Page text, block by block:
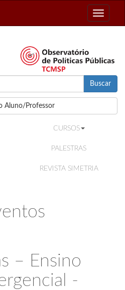
Toggle
Buscar
Aluno/Professor
CURSOS
PALESTRAS
REVISTA SIMETRIA
– Ensino
-